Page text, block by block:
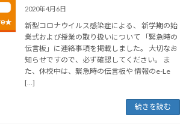
2020年4月6日
新型コロナウイルス感染症による、 新学期の始
業式および授業の取り扱いについて 「緊急時の
伝言板」に連絡事項を掲載しました。 大切なお
知らせですので、必ず確認してください。 ま
た、休校中は、緊急時の伝言板や 情報のe-Le
[…]
続きを読む